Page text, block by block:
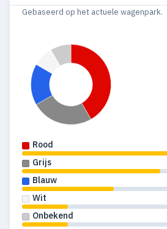
Gebaseerd op het actuele wagenpark.
Rood
Grijs
Blauw
Wit
Onbekend